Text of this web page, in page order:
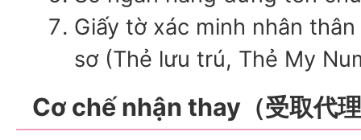
Giấy tờ xác minh nhân
sơ (Thẻ lưu trú, Thẻ My
Cơ chế nhận thay（受取代